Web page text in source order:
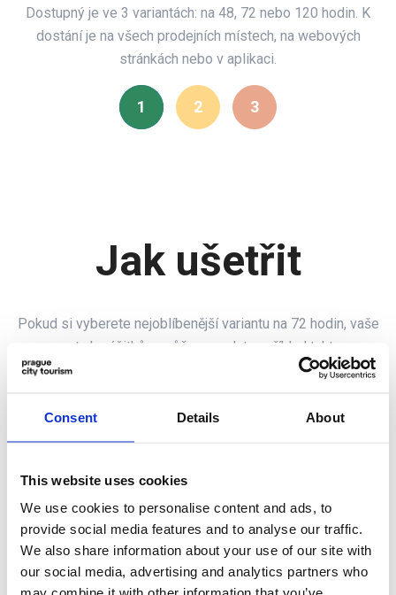
Consent Details About
This website uses cookies
We use cookies to personalise content and ads, to
provide social media features and to analyse our traffic.
We also share information about your use of our site with
our social media, advertising and analytics partners who
Dostupný je ve 3 variantách: na 48, 72 nebo 120 hodin. K
dostání je na všech prodejních místech, na webových
stránkách nebo v aplikaci.
1 2 3
Jak ušetřit
Pokud si vyberete nejoblíbenější variantu na 72 hodin, vaše
cesta k zážitkům může vypadat například takto: